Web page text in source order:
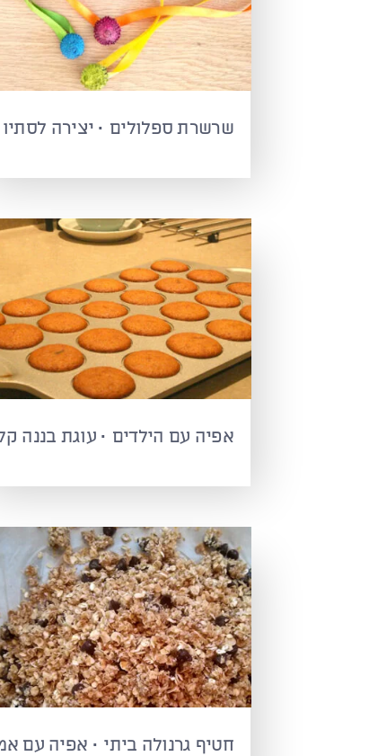
שרשרת ספלולים · יצירה לסתיו
אפיה עם הילדים · עוגת בננה
חטיף גרנולה ביתי · אפיה עם